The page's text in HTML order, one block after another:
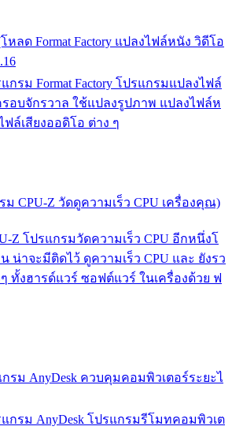
โหลด Format Factory แปลงไฟล์หนัง วิดีโอ
กรม Format Factory โปรแกรมแปลงไฟล์
อบจักรวาล ใช้แปลงรูปภาพ แปลงไฟล์ห
ฟล์เสียงออดิโอ ต่าง ๆ
ม CPU-Z วัดดูความเร็ว CPU เครื่องคุณ)
Z โปรแกรมวัดความเร็ว CPU อีกหนึ่งโ
น่าจะมีติดไว้ ดูความเร็ว CPU และ ยังรว
ทั้งฮารด์แวร์ ซอฟต์แวร์ ในเครื่องด้วย ฟ
กรม AnyDesk ควบคุมคอมพิวเตอร์ระยะไ
กรม AnyDesk โปรแกรมรีโมทคอมพิวเต